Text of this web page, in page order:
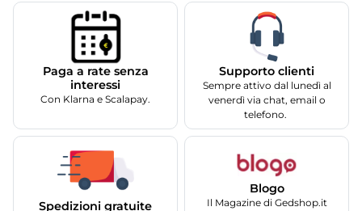
Paga a rate senza
interessi
Con Klarna e Scalapay.
Supporto clienti
Sempre attivo dal lunedì al
venerdì via chat, email o
telefono.
Spedizioni gratuite
Blogo
Il Magazine di Gedshop.it